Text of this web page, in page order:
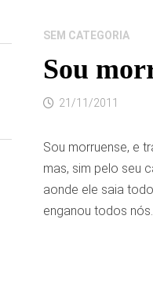
SEM CATEGORIA
Sou
21/11/2011
Sou morruense, e
mas, sim pelo seu
aonde ele saia
enganou todos